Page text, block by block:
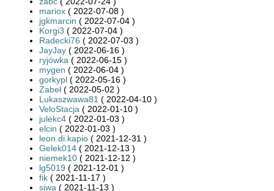
mariox ( 2022-07-08 )
jgkmarcin ( 2022-07-04 )
Korgi3 ( 2022-07-04 )
Radecki76 ( 2022-07-03 )
JayJay ( 2022-06-16 )
ryjówka ( 2022-06-15 )
mygen ( 2022-06-04 )
gorkypl ( 2022-05-16 )
Zabeł ( 2022-05-02 )
Lukaszwawa81 ( 2022-04-10 )
VeloStacja ( 2022-01-10 )
julekc4 ( 2022-01-03 )
elcin ( 2022-01-03 )
leon.di.kapio ( 2021-12-31 )
Gelek014 ( 2021-12-13 )
niemek10 ( 2021-12-12 )
lg5019 ( 2021-12-01 )
fik ( 2021-11-17 )
siwa ( 2021-11-13 )